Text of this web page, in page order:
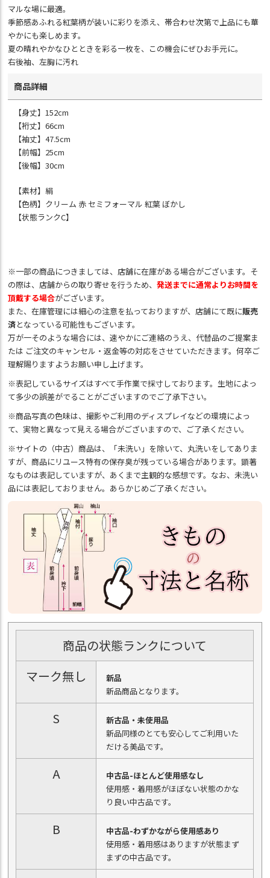
マルな場に最適。
季節感あふれる紅葉柄が装いに彩りを添え、帯合わせ次第で上品にも華
やかにも楽しめます。
夏の晴れやかなひとときを彩る一枚を、この機会にぜひお手元に。
右後袖、左胸に汚れ
商品詳細
【身丈】152cm
【裄丈】66cm
【袖丈】47.5cm
【前幅】25cm
【後幅】30cm
【素材】絹
【色柄】クリーム 赤 セミフォーマル 紅葉 ぼかし
【状態ランクC】
※一部の商品につきましては、店舗に在庫がある場合がございます。そ
の際は、店舗からの取り寄せを行うため、発送までに通常よりお時間を
頂戴する場合がございます。
また、在庫管理には細心の注意を払っておりますが、店舗にて既に販売
済となっている可能性もございます。
万が一そのような場合には、速やかにご連絡のうえ、代替品のご提案ま
たは ご注文のキャンセル・返金等の対応をさせていただきます。何卒ご
理解賜りますようお願い申し上げます。
※表記しているサイズはすべて手作業で採寸しております。生地によっ
て多少の誤差がでることがございますのでご了承下さい。
※商品写真の色味は、撮影やご利用のディスプレイなどの環境によっ
て、実物と異なって見える場合がございますので、ご了承ください。
※サイトの（中古）商品は、「未洗い」を除いて、丸洗いをしてありま
すが、商品にリユース特有の保存臭が残っている場合があります。顕著
なものは表記していますが、あくまで主観的な感想です。なお、未洗い
品には表記しておりません。あらかじめご了承ください。
商品の状態ランクについて
マーク無し
新品
新品商品となります。
S
新古品・未使用品
新品同様のとても安心してご利用いた
だける美品です。
A
中古品-ほとんど使用感なし
使用感・着用感がほぼない状態のかな
り良い中古品です。
B
中古品-わずかながら使用感あり
使用感・着用感はありますが状態まず
まずの中古品です。